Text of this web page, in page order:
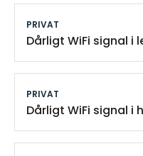
PRIVAT
Dårligt WiFi signal i
PRIVAT
Dårligt WiFi signal i